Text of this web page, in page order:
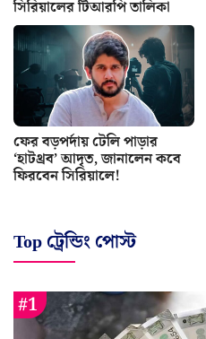
সিরিয়ালের টিআরপি তালিকা
ফের বড়পর্দায় টেলি পাড়ার
‘হাটথ্রব’ আদৃত, জানালেন কবে
ফিরবেন সিরিয়ালে!
Top ট্রেন্ডিং পোস্ট